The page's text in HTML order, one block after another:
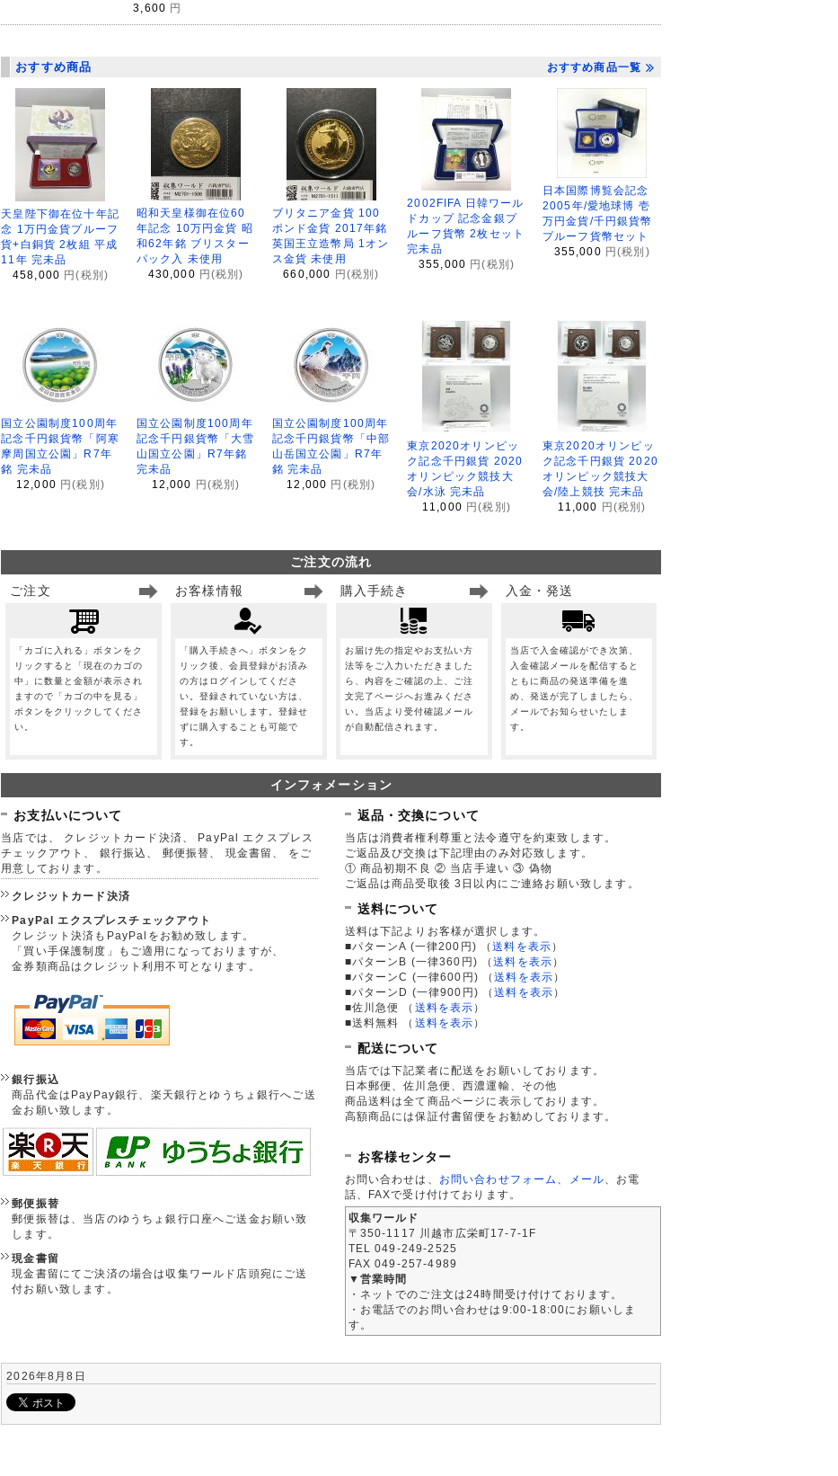
3,600 円
おすすめ商品 おすすめ商品一覧
天皇陛下御在位十年記
念 1万円金貨プルーフ
貨+白銅貨 2枚組 平成
11年 完未品
458,000 円(税別)
昭和天皇様御在位60
年記念 10万円金貨 昭
和62年銘 ブリスター
パック入 未使用
430,000 円(税別)
ブリタニア金貨 100
ポンド金貨 2017年銘
英国王立造幣局 1オン
ス金貨 未使用
660,000 円(税別)
2002FIFA 日韓ワール
ドカップ 記念金銀プ
ルーフ貨幣 2枚セット
完未品
355,000 円(税別)
日本国際博覧会記念
2005年/愛地球博 壱
万円金貨/千円銀貨幣
プルーフ貨幣セット
355,000 円(税別)
国立公園制度100周年
記念千円銀貨幣「阿寒
摩周国立公園」R7年
銘 完未品
12,000 円(税別)
国立公園制度100周年
記念千円銀貨幣「大雪
山国立公園」R7年銘
完未品
12,000 円(税別)
国立公園制度100周年
記念千円銀貨幣「中部
山岳国立公園」R7年
銘 完未品
12,000 円(税別)
東京2020オリンピッ
ク記念千円銀貨 2020
オリンピック競技大
会/水泳 完未品
11,000 円(税別)
東京2020オリンピッ
ク記念千円銀貨 2020
オリンピック競技大
会/陸上競技 完未品
11,000 円(税別)
ご注文の流れ
ご注文
「カゴに入れる」ボタンをク
リックすると「現在のカゴの
中」に数量と金額が表示され
ますので「カゴの中を見る」
ボタンをクリックしてくださ
い。
お客様情報
「購入手続きへ」ボタンをク
リック後、会員登録がお済み
の方はログインしてくださ
い。登録されていない方は、
登録をお願いします。登録せ
ずに購入することも可能で
す。
購入手続き
お届け先の指定やお支払い方
法等をご入力いただきました
ら、内容をご確認の上、ご注
文完了ページへお進みくださ
い。当店より受付確認メール
が自動配信されます。
入金・発送
当店で入金確認ができ次第、
入金確認メールを配信すると
ともに商品の発送準備を進
め、発送が完了しましたら、
メールでお知らせいたしま
す。
インフォメーション
お支払いについて
当店では、 クレジットカード決済、 PayPal エクスプレス
チェックアウト、 銀行振込、 郵便振替、 現金書留、 をご
用意しております。
クレジットカード決済
PayPal エクスプレスチェックアウト
クレジット決済もPayPalをお勧め致します。
「買い手保護制度」もご適用になっておりますが、
金券類商品はクレジット利用不可となります。
銀行振込
商品代金はPayPay銀行、楽天銀行とゆうちょ銀行へご送
金お願い致します。
郵便振替
郵便振替は、当店のゆうちょ銀行口座へご送金お願い致
します。
現金書留
現金書留にてご決済の場合は収集ワールド店頭宛にご送
付お願い致します。
返品・交換について
当店は消費者権利尊重と法令遵守を約束致します。
ご返品及び交換は下記理由のみ対応致します。
① 商品初期不良 ② 当店手違い ③ 偽物
ご返品は商品受取後 3日以内にご連絡お願い致します。
送料について
送料は下記よりお客様が選択します。
■パターンA (一律200円)
（送料を表示 ）
■パターンB (一律360円)
（送料を表示 ）
■パターンC (一律600円)
（送料を表示 ）
■パターンD (一律900円)
（送料を表示 ）
■佐川急便
（ 送料を表示 ）
■送料無料
（ 送料を表示 ）
配送について
当店では下記業者に配送をお願いしております。
日本郵便、佐川急便、西濃運輸、その他
商品送料は全て商品ページに表示しております。
高額商品には保証付書留便をお勧めしております。
お客様センター
お問い合わせは、 お問い合わせフォーム メール 、お電
話、FAXで受け付けております。
収集ワールド
〒350-1117 川越市広栄町17-7-1F
TEL 049-249-2525
FAX 049-257-4989
▼営業時間
・ネットでのご注文は24時間受け付けております。
・お電話でのお問い合わせは9:00-18:00にお願いしま
す。
2026年8月8日